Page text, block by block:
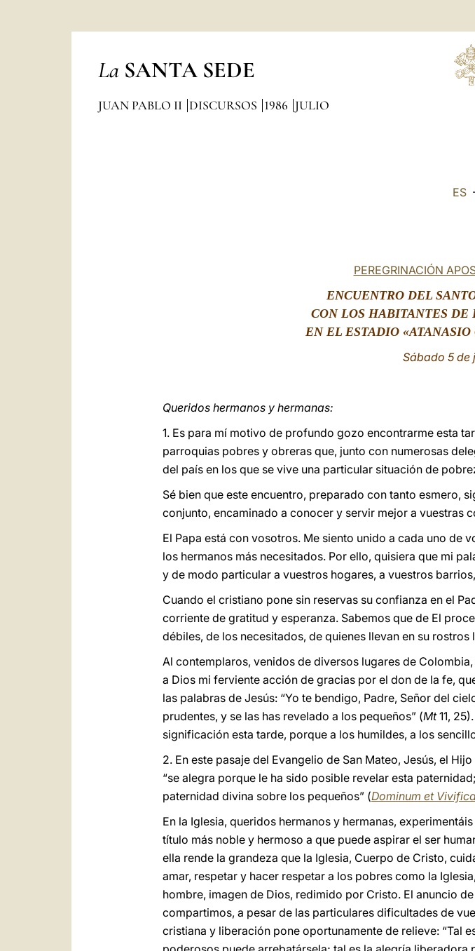
La SANTA SEDE
JUAN PABLO II DISCURSOS 1986 JULIO
ES
PEREGRINACIÓN
ENCUENTRO DEL
CON LOS HABITANTES DE
EN EL ESTADIO
Sábado 5 de
Queridos hermanos y hermanas:
1. Es para mí motivo de profundo gozo encontrarme esta
parroquias pobres y obreras que, junto con numerosas
del país en los que se vive una particular situación de
Sé bien que este encuentro, preparado con tanto esmero,
conjunto, encaminado a conocer y servir mejor a vuestras
El Papa está con vosotros. Me siento unido a cada uno de
los hermanos más necesitados. Por ello, quisiera que mi
y de modo particular a vuestros hogares, a vuestros
Cuando el cristiano pone sin reservas su confianza en el
corriente de gratitud y esperanza. Sabemos que de El
débiles, de los necesitados, de quienes llevan en su
Al contemplaros, venidos de diversos lugares de
a Dios mi ferviente acción de gracias por el don de la fe,
las palabras de Jesús: “Yo te bendigo, Padre, Señor del
prudentes, y se las has revelado a los pequeños” (Mt11,
significación esta tarde, porque a los humildes, a los
2. En este pasaje del Evangelio de San Mateo, Jesús, el
“se alegra porque le ha sido posible revelar esta
paternidad divina sobre los pequeños” (Dominum et
En la Iglesia, queridos hermanos y hermanas,
título más noble y hermoso a que puede aspirar el ser
ella rende la grandeza que la Iglesia, Cuerpo de Cristo,
amar, respetar y hacer respetar a los pobres como la
hombre, imagen de Dios, redimido por Cristo. El anuncio
compartimos, a pesar de las particulares dificultades de
cristiana y liberación pone oportunamente de relieve: “Tal